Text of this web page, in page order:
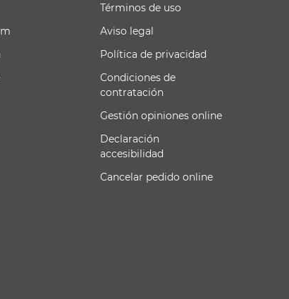
Términos de uso
Aviso legal
Política de privacidad
Condiciones de
contratación
Gestión opiniones online
Declaración
accesibilidad
Cancelar pedido online